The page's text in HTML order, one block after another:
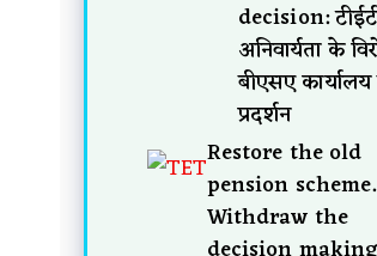
decision:
अनिवार्यता के
बीएसए
प्रदर्शन
Restore the old
pension
Withdraw the